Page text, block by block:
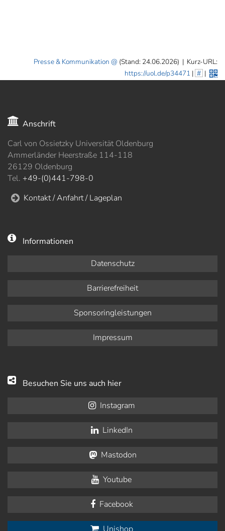
Presse & Kommunikation (Stand: 24.06.2026) | Kurz-URL:
https://uol.de/p34471 | # |
Anschrift
Carl von Ossietzky Universität Oldenburg
Ammerländer Heerstraße 114-118
26129 Oldenburg
Tel. +49-(0)441-798-0
Kontakt / Anfahrt / Lageplan
Informationen
Datenschutz
Barrierefreiheit
Sponsoringleistungen
Impressum
Besuchen Sie uns auch hier
Instagram
LinkedIn
Mastodon
Youtube
Facebook